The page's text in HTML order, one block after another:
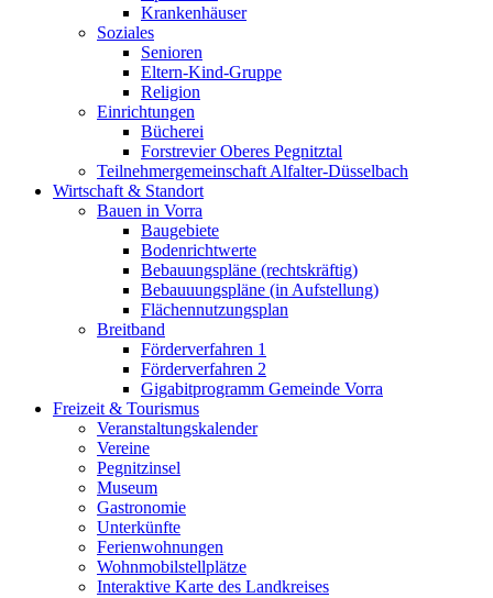
Krankenhäuser
Soziales
Senioren
Eltern-Kind-Gruppe
Religion
Einrichtungen
Bücherei
Forstrevier Oberes Pegnitztal
Teilnehmergemeinschaft Alfalter-Düsselbach
Wirtschaft & Standort
Bauen in Vorra
Baugebiete
Bodenrichtwerte
Bebauungspläne (rechtskräftig)
Bebauuungspläne (in Aufstellung)
Flächennutzungsplan
Breitband
Förderverfahren 1
Förderverfahren 2
Gigabitprogramm Gemeinde Vorra
Freizeit & Tourismus
Veranstaltungskalender
Vereine
Pegnitzinsel
Museum
Gastronomie
Unterkünfte
Ferienwohnungen
Wohnmobilstellplätze
Interaktive Karte des Landkreises